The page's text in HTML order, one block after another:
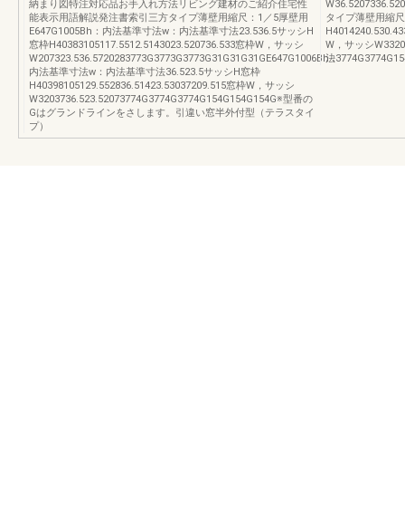
納まり図特注対応品お手入れ方法リビング建材のご紹介住宅性
能表示用語解説発注書索引三方タイプ薄壁用縮尺：1／5厚壁用
E647G1005Bh：内法基準寸法w：内法基準寸法23.536.5サッシH
窓枠H40383105117.5512.5143023.520736.533窓枠W，サッシ
W207323.536.5720283773G3773G3773G31G31G31GE647G1006Bh：
内法基準寸法w：内法基準寸法36.523.5サッシH窓枠
H40398105129.552836.51423.53037209.515窓枠W，サッシ
W3203736.523.52073774G3774G3774G154G154G154G※型番の
Gはグランドラインをさします。引違い窓半外付型（テラスタイ
プ）
タイプ薄壁用縮
W，サッシ
法